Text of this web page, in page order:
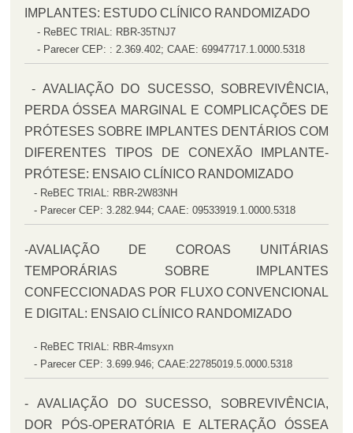
IMPLANTES: ESTUDO CLÍNICO RANDOMIZADO
- ReBEC TRIAL: RBR-35TNJ7
- Parecer CEP: : 2.369.402; CAAE: 69947717.1.0000.5318
- AVALIAÇÃO DO SUCESSO, SOBREVIVÊNCIA,
PERDA ÓSSEA MARGINAL E COMPLICAÇÕES DE
PRÓTESES SOBRE IMPLANTES DENTÁRIOS COM
DIFERENTES TIPOS DE CONEXÃO IMPLANTE-
PRÓTESE: ENSAIO CLÍNICO RANDOMIZADO
- ReBEC TRIAL: RBR-2W83NH
- Parecer CEP: 3.282.944; CAAE: 09533919.1.0000.5318
-AVALIAÇÃO DE COROAS UNITÁRIAS
TEMPORÁRIAS SOBRE IMPLANTES
CONFECCIONADAS POR FLUXO CONVENCIONAL
E DIGITAL: ENSAIO CLÍNICO RANDOMIZADO
- ReBEC TRIAL: RBR-4msyxn
- Parecer CEP: 3.699.946; CAAE:22785019.5.0000.5318
- AVALIAÇÃO DO SUCESSO, SOBREVIVÊNCIA,
DOR PÓS-OPERATÓRIA E ALTERAÇÃO ÓSSEA